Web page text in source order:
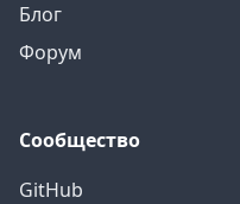
Блог
Форум
Сообщество
GitHub